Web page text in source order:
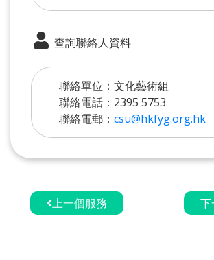
查詢聯絡人資料
聯絡單位：文化藝術組
聯絡電話：2395 5753
聯絡電郵： csu@hkfyg.org.hk
上一個服務 下